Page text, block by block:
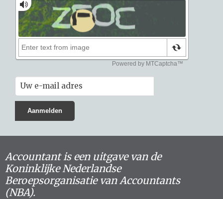
Accountant is een uitgave van de
Koninklijke Nederlandse
Beroepsorganisatie van Accountants
(NBA).